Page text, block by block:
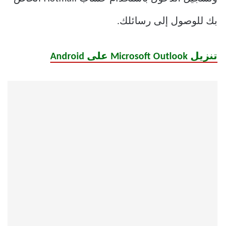
بك للوصول إلى رسائلك.
تنزيل Microsoft Outlook على Android